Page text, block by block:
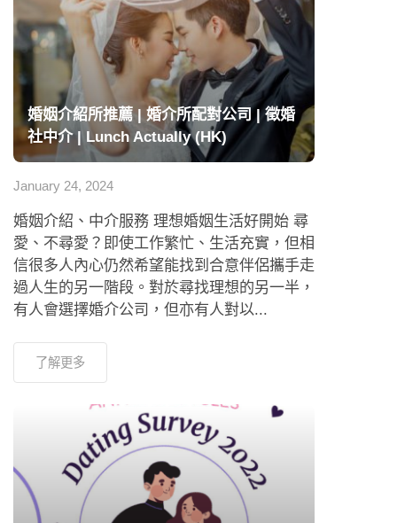
婚姻介紹所推薦 | 婚介所配對公司 | 徵婚
社中介 | Lunch Actually (HK)
January 24, 2024
婚姻介紹、中介服務 理想婚姻生活好開始 尋
愛、不尋愛？即使工作繁忙、生活充實，但相
信很多人內心仍然希望能找到合意伴侶攜手走
過人生的另一階段。對於尋找理想的另一半，
有人會選擇婚介公司，但亦有人對以...
了解更多